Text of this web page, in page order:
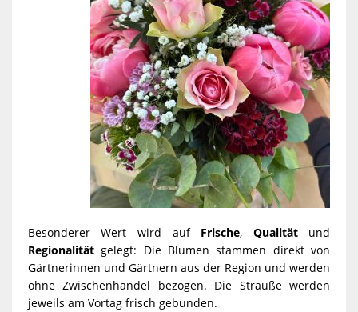
Besonderer Wert wird auf Frische, Qualität und
Regionalitätgelegt: Die Blumen stammen direkt von
Gärtnerinnen und Gärtnern aus der Region und werden
ohne Zwischenhandel bezogen. Die Sträuße werden
jeweils am Vortag frisch gebunden.